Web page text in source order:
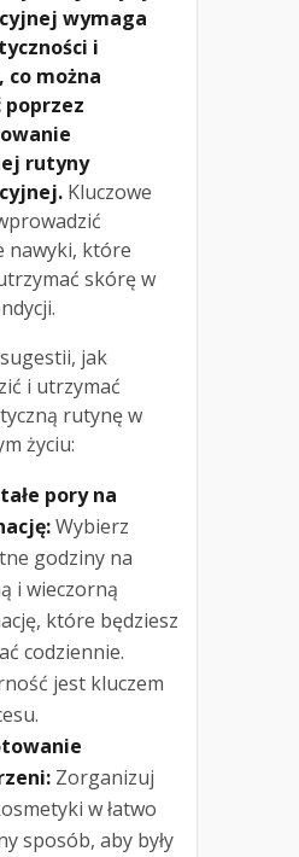
wymaga
i
można
poprzez
rutyny
Kluczowe
nawyki, które
skórę w
jak
i utrzymać
rutynę w
życiu:
pory na
Wybierz
godziny na
i wieczorną
które będziesz
codziennie.
jest kluczem
Zorganizuj
w łatwo
sposób, aby były